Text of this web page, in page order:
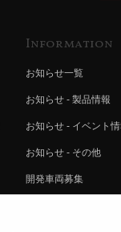
Information
お知らせ一覧
お知らせ - 製品情報
お知らせ - イベント
お知らせ - その他
開発車両募集